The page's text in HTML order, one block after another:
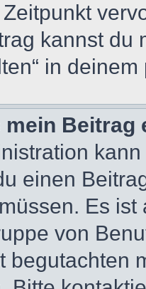
kannst du
in
mein
einen
Es
von
begutachten